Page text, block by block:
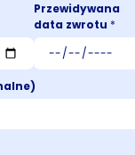
Przewidywana
data zwrotu *